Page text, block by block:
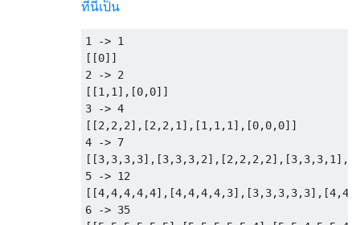
ที่นี่เป็น
1 -> 1
[[0]]
2 -> 2
[[1,1],[0,0]]
3 -> 4
[[2,2,2],[2,2,1],[1,1,1],[0,0,0]]
4 -> 7
5 -> 12
6 -> 35